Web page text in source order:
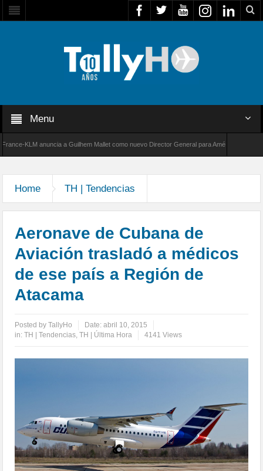
Menu
KLM anuncia a Guilhem Mallet como nuevo Director General para América Latina
Home TH | Tendencias
Aeronave de Cubana de
Aviación trasladó a médicos
de ese país a Región de
Atacama
Posted byTallyHo Date:abril 10, 2015
in:TH | Tendencias,TH | Última Hora 4141 Views